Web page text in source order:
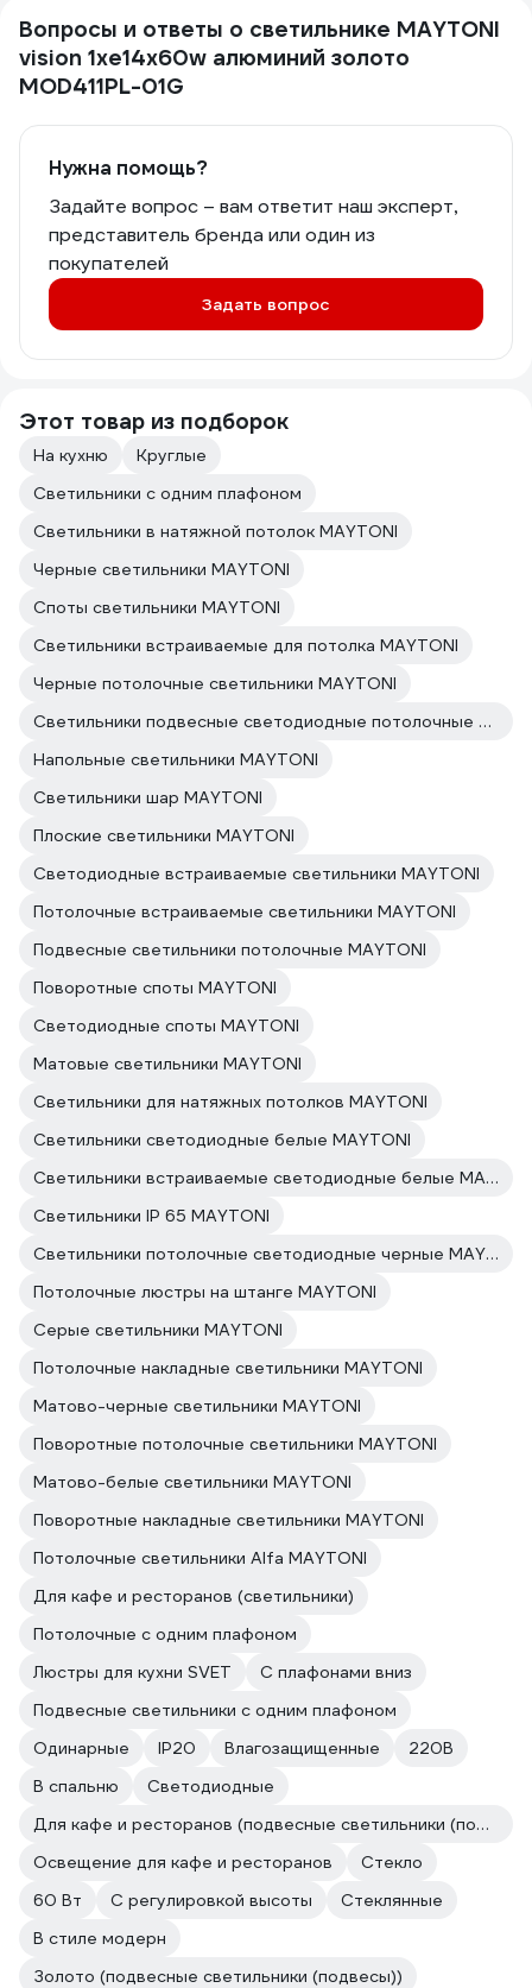
Вопросы и ответы о светильнике MAYTONI
vision 1хe14x60w алюминий золото
MOD411PL-01G
Нужна помощь?
Задайте вопрос – вам ответит наш эксперт,
представитель бренда или один из
покупателей
Задать вопрос
Этот товар из подборок
На кухню
Круглые
Светильники с одним плафоном
Светильники в натяжной потолок MAYTONI
Черные светильники MAYTONI
Споты светильники MAYTONI
Светильники встраиваемые для потолка MAYTONI
Черные потолочные светильники MAYTONI
Светильники подвесные светодиодные потолочные MAYTONI
Напольные светильники MAYTONI
Светильники шар MAYTONI
Плоские светильники MAYTONI
Светодиодные встраиваемые светильники MAYTONI
Потолочные встраиваемые светильники MAYTONI
Подвесные светильники потолочные MAYTONI
Поворотные споты MAYTONI
Светодиодные споты MAYTONI
Матовые светильники MAYTONI
Светильники для натяжных потолков MAYTONI
Светильники светодиодные белые MAYTONI
Светильники встраиваемые светодиодные белые MAYTONI
Светильники IP 65 MAYTONI
Светильники потолочные светодиодные черные MAYTONI
Потолочные люстры на штанге MAYTONI
Серые светильники MAYTONI
Потолочные накладные светильники MAYTONI
Матово-черные светильники MAYTONI
Поворотные потолочные светильники MAYTONI
Матово-белые светильники MAYTONI
Поворотные накладные светильники MAYTONI
Потолочные светильники Alfa MAYTONI
Для кафе и ресторанов (светильники)
Потолочные с одним плафоном
Люстры для кухни SVET
С плафонами вниз
Подвесные светильники с одним плафоном
Одинарные
IP20 Влагозащищенные
220В
В спальню
Светодиодные
Для кафе и ресторанов (подвесные светильники (подвесы))
Освещение для кафе и ресторанов
Стекло
60 Вт
С регулировкой высоты
Стеклянные
В стиле модерн
Золото (подвесные светильники (подвесы))